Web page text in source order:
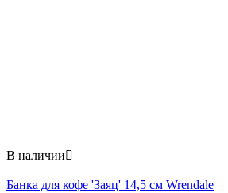
В наличии
Банка для кофе 'Заяц' 14,5 см Wrendale